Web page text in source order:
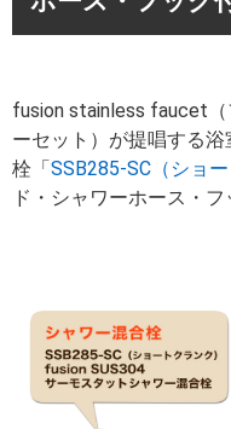
fusion stainless faucet
ーセット）が提唱する
栓「 SSB285-SC（ショー
ド・シャワーホース・